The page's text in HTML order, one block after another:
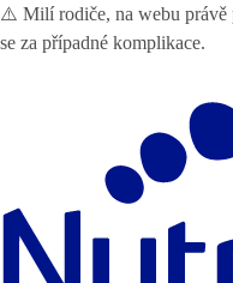
⚠️ Milí rodiče, na webu právě
se za případné komplikace.